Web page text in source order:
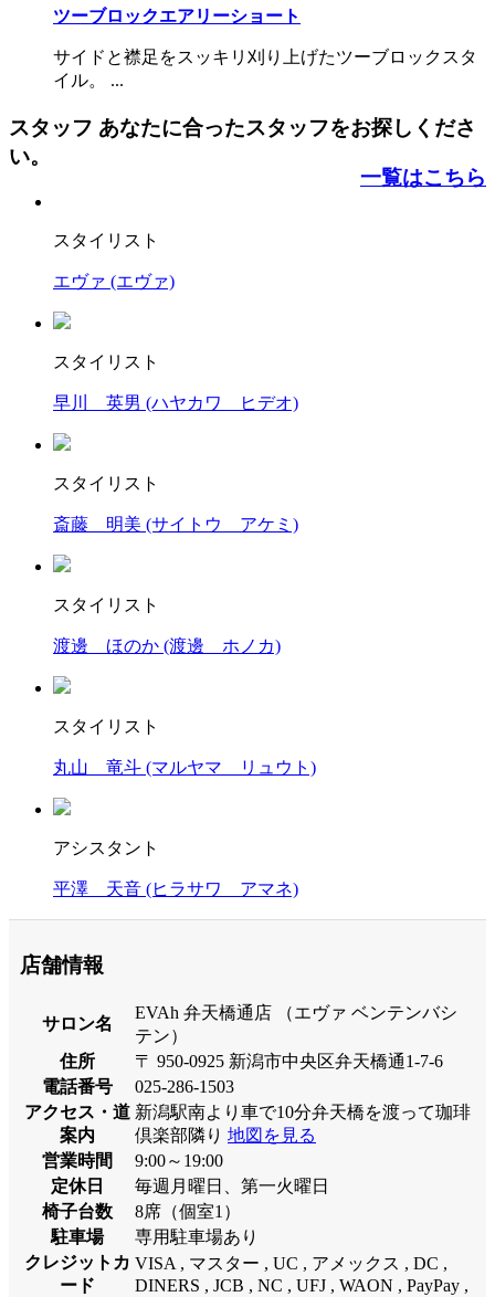
ツーブロックエアリーショート
サイドと襟足をスッキリ刈り上げたツーブロックスタ
イル。 ...
スタッフ あなたに合ったスタッフをお探しくださ
い。
一覧はこちら
スタイリスト
エヴァ (エヴァ)
スタイリスト
早川 英男 (ハヤカワ ヒデオ)
スタイリスト
斎藤 明美 (サイトウ アケミ)
スタイリスト
渡邊 ほのか (渡邊 ホノカ)
スタイリスト
丸山 竜斗 (マルヤマ リュウト)
アシスタント
平澤 天音 (ヒラサワ アマネ)
店舗情報
サロン名
EVAh 弁天橋通店 （エヴァ ベンテンバシ
テン）
住所
〒 950-0925 新潟市中央区弁天橋通1-7-6
電話番号
025-286-1503
アクセス・道
案内
新潟駅南より車で10分弁天橋を渡って珈琲
倶楽部隣り 地図を見る
営業時間
9:00～19:00
定休日
毎週月曜日、第一火曜日
椅子台数
8席（個室1）
駐車場
専用駐車場あり
クレジットカ
ード
VISA , マスター , UC , アメックス , DC ,
DINERS , JCB , NC , UFJ , WAON , PayPay ,